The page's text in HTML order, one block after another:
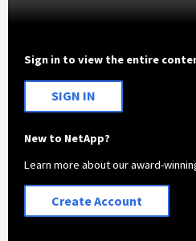
Sign in to view the entire
SIGN IN
New to NetApp?
Learn more about our award-
Create Account